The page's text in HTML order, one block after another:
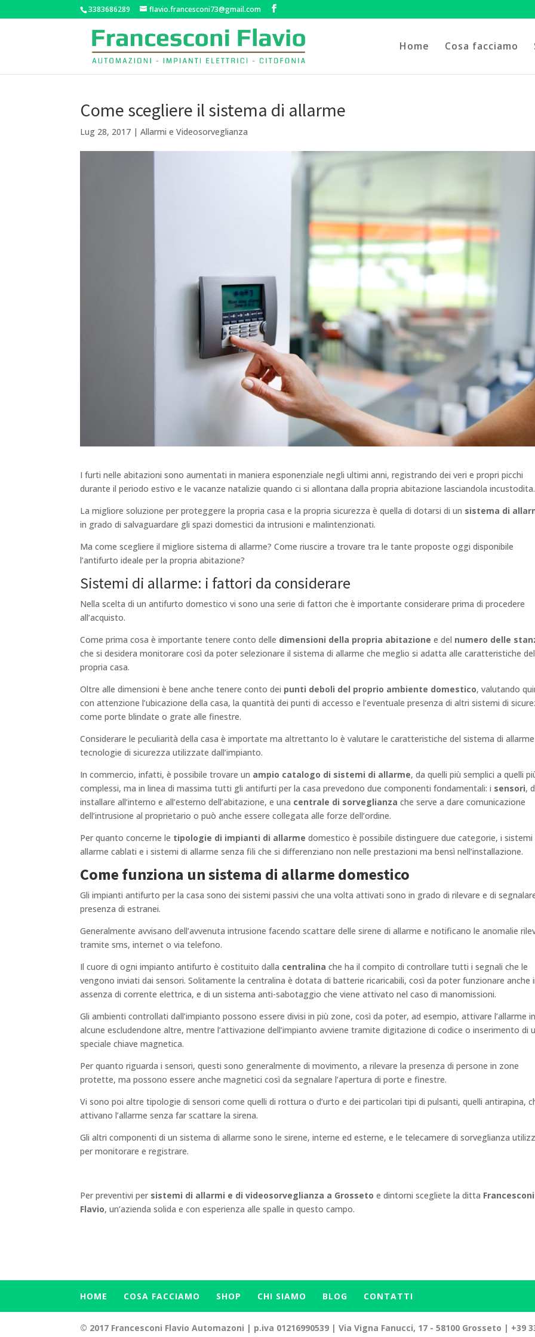
3383686289 flavio.francesconi73@gmail.com
Home Cosa facciamo
Come scegliere il sistema di allarme
Lug 28, 2017 |Allarmi e Videosorveglianza
I furti nelle abitazioni sono aumentati in maniera esponenziale negli ultimi anni, registrando dei veri e propri picchi
durante il periodo estivo e le vacanze natalizie quando ci si allontana dalla propria abitazione lasciandola incustodita.
La migliore soluzione per proteggere la propria casa e la propria sicurezza è quella di dotarsi di un sistema di
in grado di salvaguardare gli spazi domestici da intrusioni e malintenzionati.
Ma come scegliere il migliore sistema di allarme? Come riuscire a trovare tra le tante proposte oggi disponibile
l’antifurto ideale per la propria abitazione?
Sistemi di allarme: i fattori da considerare
Nella scelta di un antifurto domestico vi sono una serie di fattori che è importante considerare prima di procedere
all’acquisto.
Come prima cosa è importante tenere conto delle dimensioni della propria abitazione e del numero delle
che si desidera monitorare così da poter selezionare il sistema di allarme che meglio si adatta alle caratteristiche
propria casa.
Oltre alle dimensioni è bene anche tenere conto dei punti deboli del proprio ambiente domestico, valutando
con attenzione l’ubicazione della casa, la quantità dei punti di accesso e l’eventuale presenza di altri sistemi di
come porte blindate o grate alle finestre.
Considerare le peculiarità della casa è importate ma altrettanto lo è valutare le caratteristiche del sistema di
tecnologie di sicurezza utilizzate dall’impianto.
In commercio, infatti, è possibile trovare un ampio catalogo di sistemi di allarme, da quelli più semplici a quelli
complessi, ma in linea di massima tutti gli antifurti per la casa prevedono due componenti fondamentali: i sensori,
installare all’interno e all’esterno dell’abitazione, e una centrale di sorveglianza che serve a dare comunicazione
dell’intrusione al proprietario o può anche essere collegata alle forze dell’ordine.
Per quanto concerne le tipologie di impianti di allarme domestico è possibile distinguere due categorie, i sistemi
allarme cablati e i sistemi di allarme senza fili che si differenziano non nelle prestazioni ma bensì nell’installazione.
Come funziona un sistema di allarme domestico
Gli impianti antifurto per la casa sono dei sistemi passivi che una volta attivati sono in grado di rilevare e di
presenza di estranei.
Generalmente avvisano dell’avvenuta intrusione facendo scattare delle sirene di allarme e notificano le anomalie
tramite sms, internet o via telefono.
Il cuore di ogni impianto antifurto è costituito dalla centralina che ha il compito di controllare tutti i segnali che le
vengono inviati dai sensori. Solitamente la centralina è dotata di batterie ricaricabili, così da poter funzionare anche
assenza di corrente elettrica, e di un sistema anti-sabotaggio che viene attivato nel caso di manomissioni.
Gli ambienti controllati dall’impianto possono essere divisi in più zone, così da poter, ad esempio, attivare l’allarme in
alcune escludendone altre, mentre l’attivazione dell’impianto avviene tramite digitazione di codice o inserimento di
speciale chiave magnetica.
Per quanto riguarda i sensori, questi sono generalmente di movimento, a rilevare la presenza di persone in zone
protette, ma possono essere anche magnetici così da segnalare l’apertura di porte e finestre.
Vi sono poi altre tipologie di sensori come quelli di rottura o d’urto e dei particolari tipi di pulsanti, quelli antirapina,
attivano l’allarme senza far scattare la sirena.
Gli altri componenti di un sistema di allarme sono le sirene, interne ed esterne, e le telecamere di sorveglianza
per monitorare e registrare.
Per preventivi per sistemi di allarmi e di videosorveglianza a Grosseto e dintorni scegliete la ditta Francesconi
Flavio, un’azienda solida e con esperienza alle spalle in questo campo.
HOME COSA FACCIAMO SHOP CHI SIAMO BLOG CONTATTI
© 2017 Francesconi Flavio Automazoni | p.iva 01216990539 | Via Vigna Fanucci, 17 - 58100 Grosseto | +39